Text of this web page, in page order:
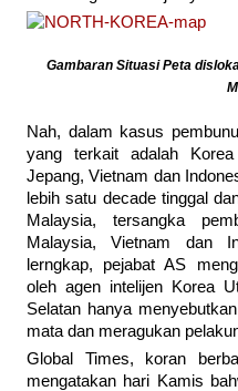
Gambaran Situasi Peta
Nah, dalam kasus
yang terkait adalah
Jepang, Vietnam dan
lebih satu decade tinggal
Malaysia, tersangka
Malaysia, Vietnam dan
lerngkap, pejabat AS
oleh agen intelijen Korea
Selatan hanya
mata dan meragukan
Global Times, koran
mengatakan hari Kamis